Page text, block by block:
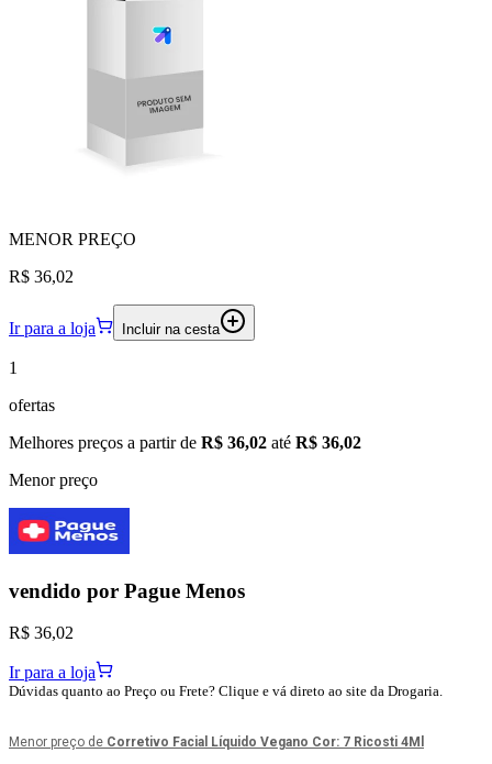
MENOR PREÇO
R$ 36,02
Ir para a loja Incluir na cesta
1
ofertas
Melhores preços a partir de R$ 36,02 até R$ 36,02
Menor preço
vendido por Pague Menos
R$ 36,02
Ir para a loja
Dúvidas quanto ao Preço ou Frete? Clique e vá direto ao site da Drogaria.
Menor preço de Corretivo Facial Líquido Vegano Cor: 7 Ricosti 4Ml